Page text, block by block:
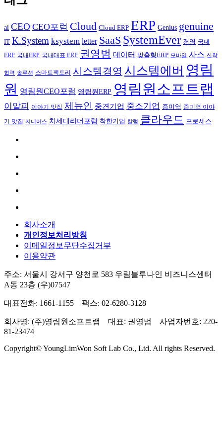
ai CEO CEO포럼 Cloud Cloud ERP ERP Genius genuine
IT K.System ksystem letter SaaS SystemEver 경영 국내
ERP 국내ERP 국내대표 ERP 권영범 데이터 맞춤형ERP 모바일 사스 산학
협력 솔루션 스마트팩토리 시스템경영 시스템에버 영림
원 영림원CEO포럼 영림원ERP 영림원소프트랩
이알피 이야기 맛집 제뉴인 중견기업 중소기업 증미역 증미역 이야
기 맛집 지니어스 차세대리더포럼 착한기업 칼럼 클라우드 프로세스
회사소개
개인정보처리방침
이메일정보무단수집거부
이용약관
주소: 서울시 강서구 양천로 583 우림블루나인 비즈니스센터
A동 23층 (우)07547
대표전화: 1661-1155 팩스: 02-6280-3128
회사명: (주)영림원소프트랩 대표: 권영범 사업자번호: 220-
81-23474
Copyright© YoungLimWon Soft Lab Co., Ltd. All rights Reserved.